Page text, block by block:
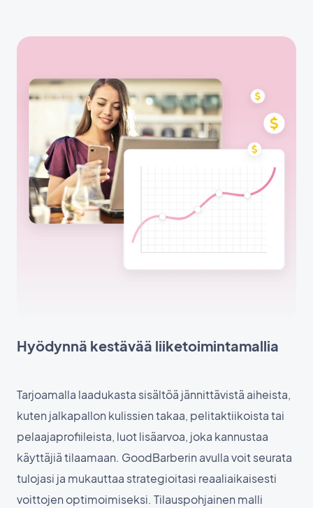
Hyödynnä kestävää liiketoimintamallia
Tarjoamalla laadukasta sisältöä jännittävistä aiheista,
kuten jalkapallon kulissien takaa, pelitaktiikoista tai
pelaajaprofiileista, luot lisäarvoa, joka kannustaa
käyttäjiä tilaamaan. GoodBarberin avulla voit seurata
tulojasi ja mukauttaa strategioitasi reaaliaikaisesti
voittojen optimoimiseksi. Tilauspohjainen malli